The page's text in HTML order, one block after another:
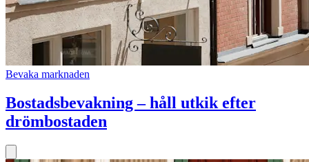
Bevaka marknaden
Bostadsbevakning – håll utkik efter
drömbostaden